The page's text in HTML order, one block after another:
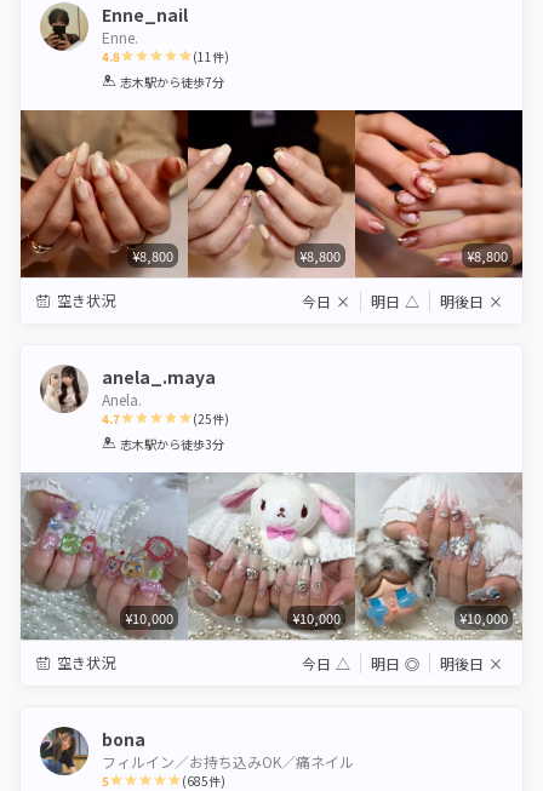
Enne_nail
Enne.
4.8
1 2 3 4 5
(11件)
志木駅から徒歩7分
¥8,800 ¥8,800 ¥8,800
空き状況 今日 × 明日 △ 明後日 ×
anela_.maya
Anela.
4.7
1 2 3 4 5
(25件)
志木駅から徒歩3分
¥10,000 ¥10,000 ¥10,000
空き状況 今日 △ 明日 ◎ 明後日 ×
bona
フィルイン／お持ち込みOK／痛ネイル
5 (685件)